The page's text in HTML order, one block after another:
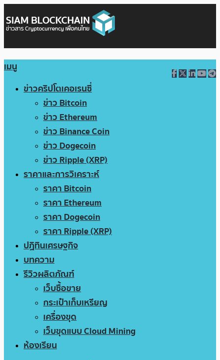
เมนู
ข่าวคริปโตเคอเรนซี่
ข่าว Bitcoin
ข่าว Ethereum
ข่าว Binance Coin
ข่าว Dogecoin
ข่าว Ripple (XRP)
ราคาและการวิเคราะห์
ราคา Bitcoin
ราคา Ethereum
ราคา Dogecoin
ราคา Ripple (XRP)
ปฏิทินเศรษฐกิจ
บทความ
รีวิวผลิตภัณฑ์
เว็บซื้อขาย
กระเป๋าเก็บเหรียญ
เครื่องขุด
เว็บขุดแบบ Cloud Mining
ห้องเรียน